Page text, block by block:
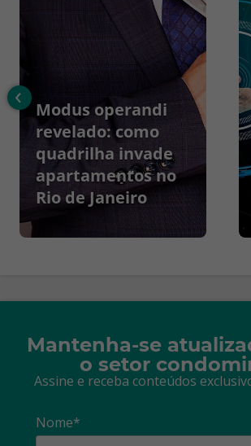
Modus operandi
revelado: como
quadrilha invade
apartamentos no
Rio de Janeiro
‹
Mantenha-se
o setor
Assine e receba conteúdos
Nome*